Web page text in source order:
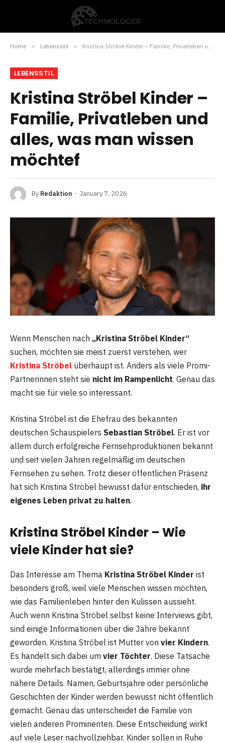
Home » Lebensstil » Kristina Ströbel Kinder – Familie, Privatleben und alles, was man wissen möchtef
LEBENSSTIL
Kristina Ströbel Kinder –
Familie, Privatleben und
alles, was man wissen
möchtef
By Redaktion January 7, 2026
Wenn Menschen nach „Kristina Ströbel Kinder“
suchen, möchten sie meist zuerst verstehen, wer
Kristina Ströbel überhaupt ist. Anders als viele Promi-
Partnerinnen steht sie nicht im Rampenlicht. Genau das
macht sie für viele so interessant.
Kristina Ströbel ist die Ehefrau des bekannten
deutschen Schauspielers Sebastian Ströbel. Er ist vor
allem durch erfolgreiche Fernsehproduktionen bekannt
und seit vielen Jahren regelmäßig im deutschen
Fernsehen zu sehen. Trotz dieser öffentlichen Präsenz
hat sich Kristina Ströbel bewusst dafür entschieden, ihr
eigenes Leben privat zu halten.
Kristina Ströbel Kinder – Wie
viele Kinder hat sie?
Das Interesse am Thema Kristina Ströbel Kinder ist
besonders groß, weil viele Menschen wissen möchten,
wie das Familienleben hinter den Kulissen aussieht.
Auch wenn Kristina Ströbel selbst keine Interviews gibt,
sind einige Informationen über die Jahre bekannt
geworden. Kristina Ströbel ist Mutter von vier Kindern.
Es handelt sich dabei um vier Töchter. Diese Tatsache
wurde mehrfach bestätigt, allerdings immer ohne
nähere Details. Namen, Geburtsjahre oder persönliche
Geschichten der Kinder werden bewusst nicht öffentlich
gemacht. Genau das unterscheidet die Familie von
vielen anderen Prominenten. Diese Entscheidung wirkt
auf viele Leser nachvollziehbar. Kinder sollen in Ruhe